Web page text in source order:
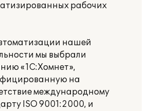
рабочих
нашей
мы выбрали
«1С:Хомнет»,
на
международному
ISO 9001:2000, и